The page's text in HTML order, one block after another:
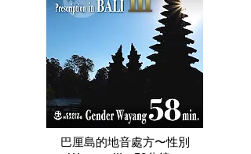
巴厘島的地音處方〜性別